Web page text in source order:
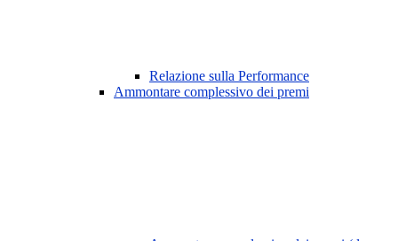
Relazione sulla Performance
Ammontare complessivo dei premi